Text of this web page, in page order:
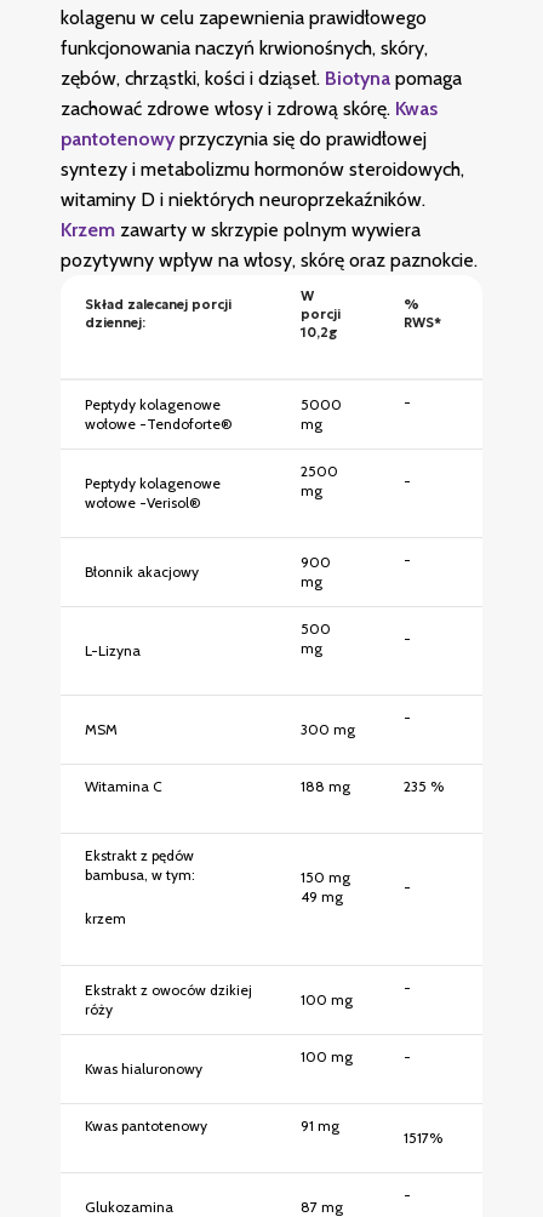
kolagenu w celu zapewnienia prawidłowego
funkcjonowania naczyń krwionośnych, skóry,
zębów, chrząstki, kości i dziąseł. Biotyna pomaga
zachować zdrowe włosy i zdrową skórę. Kwas
pantotenowyprzyczynia się do prawidłowej
syntezy i metabolizmu hormonów steroidowych,
witaminy D i niektórych neuroprzekaźników.
Krzem zawarty w skrzypie polnym wywiera
pozytywny wpływ na włosy, skórę oraz paznokcie.
Skład zalecanej porcji
dziennej:
W
porcji
10,2g
%
RWS*
Peptydy kolagenowe
wołowe -Tendoforte®
5000
mg
-
Peptydy kolagenowe
wołowe -Verisol®
2500
mg
-
Błonnik akacjowy
900
mg
-
L-Lizyna
500
mg
-
MSM 300 mg
-
Witamina C 188 mg 235 %
Ekstrakt z pędów
bambusa, w tym:
krzem
150 mg
49 mg
-
Ekstrakt z owoców dzikiej
róży
100 mg
-
Kwas hialuronowy
100 mg -
Kwas pantotenowy 91 mg
1517%
Glukozamina 87 mg
-